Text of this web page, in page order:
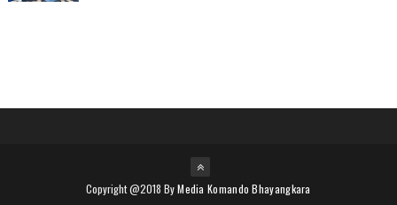
Copyright @2018 ByMedia Komando Bhayangkara